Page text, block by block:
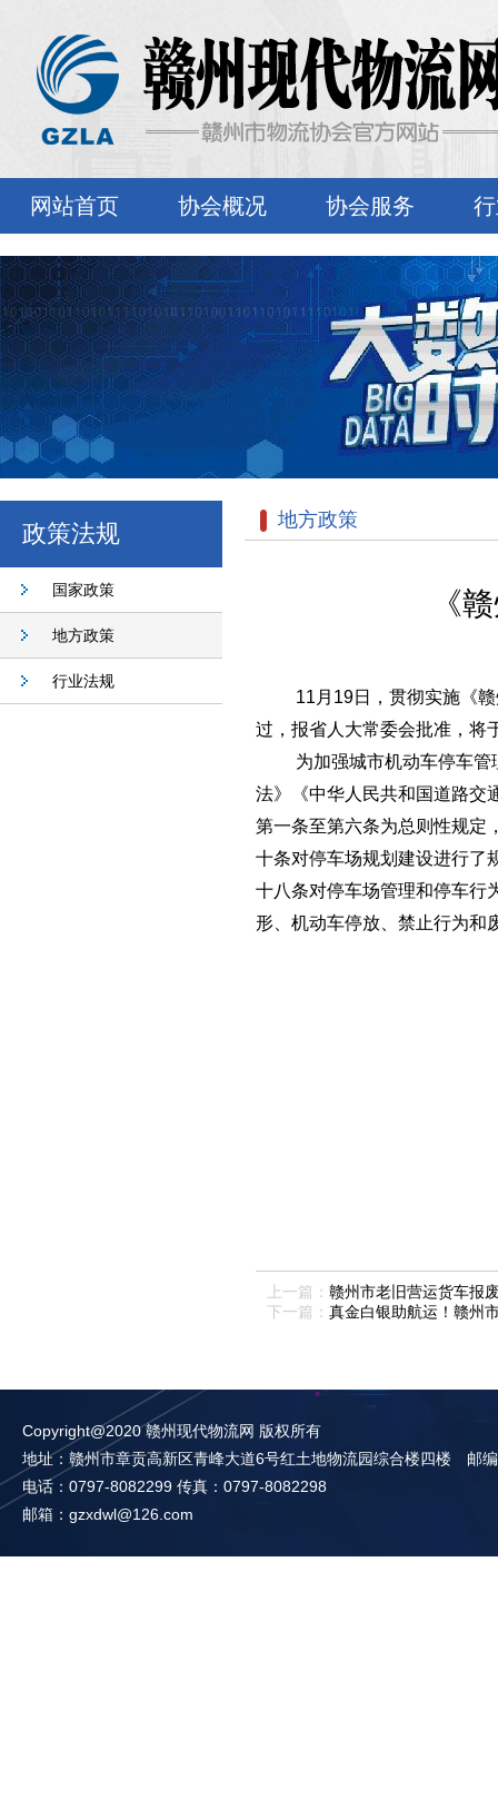
网站首页 协会概况 协会服务
政策法规
国家政策
地方政策
行业法规
地方政策
《
11月19日，贯彻实施《
过，报省人大常委会批准，将
为加强城市机动车停车
法》《中华人民共和国道路交
第一条至第六条为总则性规定
十条对停车场规划建设进行了
十八条对停车场管理和停车行
形、机动车停放、禁止行为和
上一篇： 赣州市老旧营运货车报
下一篇： 真金白银助航运！赣州
Copyright@2020 赣州现代物流网 版权所有
地址：赣州市章贡高新区青峰大道6号红土地物流园综合楼四楼 邮
电话：0797-8082299 传真：0797-8082298
邮箱：gzxdwl@126.com